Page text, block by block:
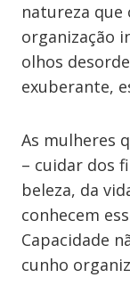
natureza que
organização
olhos
exuberante,
As mulheres
– cuidar dos
beleza, da
conhecem
Capacidade
cunho